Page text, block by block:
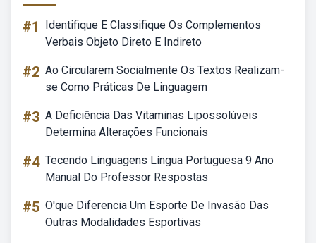
#1
Identifique E Classifique Os Complementos
Verbais Objeto Direto E Indireto
#2 Ao Circularem Socialmente Os Textos Realizam-
se Como Práticas De Linguagem
#3 A Deficiência Das Vitaminas Lipossolúveis
Determina Alterações Funcionais
#4 Tecendo Linguagens Língua Portuguesa 9 Ano
Manual Do Professor Respostas
#5 O'que Diferencia Um Esporte De Invasão Das
Outras Modalidades Esportivas